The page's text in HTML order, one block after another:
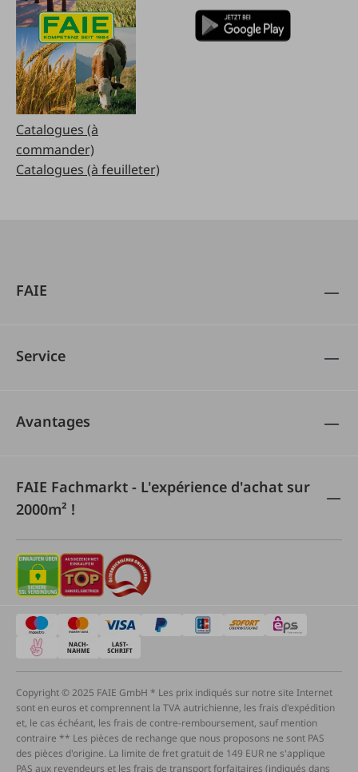
Catalogues (à
commander)
Catalogues (à feuilleter)
FAIE
Service
Avantages
FAIE Fachmarkt - L'expérience d'achat sur
2000m² !
Copyright © 2025 FAIE GmbH * Les prix indiqués sur notre site Internet
sont en euros et comprennent la TVA autrichienne, les frais d'expédition
et, le cas échéant, les frais de contre-remboursement, sauf mention
contraire ** Les pièces de rechange que nous proposons ne sont PAS
des pièces d'origine. La limite de fret gratuit de 149 EUR ne s'applique
PAS aux revendeurs et les frais de transport forfaitaires (indiqués dans